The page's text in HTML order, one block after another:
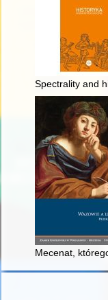
Spectrality and
Mecenat,